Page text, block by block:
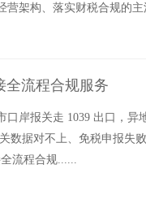
架构、落实财税合规的主
全流程合规服务
岸报关走 1039 出口，异
数据对不上、免税申报失
流程合规......